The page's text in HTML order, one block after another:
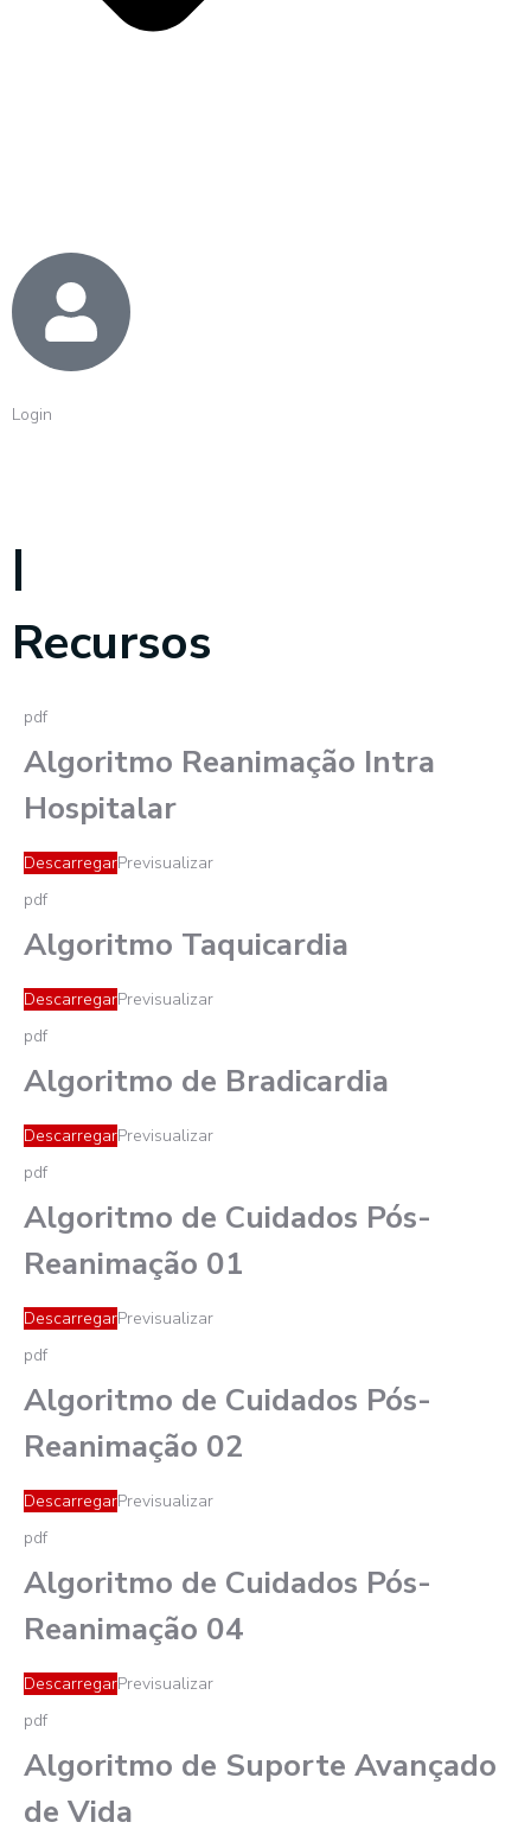
Login
|
Recursos
pdf
Algoritmo Reanimação Intra
Hospitalar
DescarregarPrevisualizar
pdf
Algoritmo Taquicardia
DescarregarPrevisualizar
pdf
Algoritmo de Bradicardia
DescarregarPrevisualizar
pdf
Algoritmo de Cuidados Pós-
Reanimação 01
DescarregarPrevisualizar
pdf
Algoritmo de Cuidados Pós-
Reanimação 02
DescarregarPrevisualizar
pdf
Algoritmo de Cuidados Pós-
Reanimação 04
DescarregarPrevisualizar
pdf
Algoritmo de Suporte Avançado
de Vida